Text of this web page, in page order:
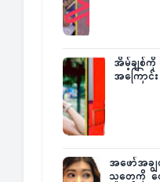
အိမ့်ချစ်
အကြောင်
အဖော်အခ
သူတွေကို ဝ